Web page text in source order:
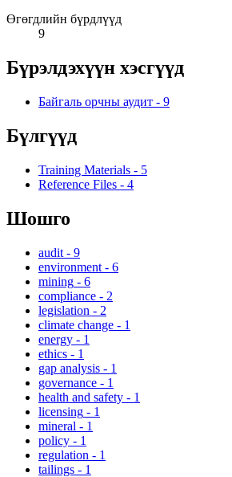
Өгөгдлийн бүрдлүүд
9
Бүрэлдэхүүн хэсгүүд
Байгаль орчны аудит - 9
Бүлгүүд
Training Materials - 5
Reference Files - 4
Шошго
audit - 9
environment - 6
mining - 6
compliance - 2
legislation - 2
climate change - 1
energy - 1
ethics - 1
gap analysis - 1
governance - 1
health and safety - 1
licensing - 1
mineral - 1
policy - 1
regulation - 1
tailings - 1